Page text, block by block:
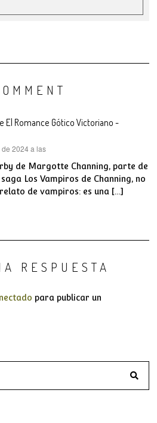
El Romance Gótico Victoriano -
2024 a las
de Margotte Channing, parte de
Los Vampiros de Channing, no
de vampiros: es una […]
RESPUESTA
para publicar un